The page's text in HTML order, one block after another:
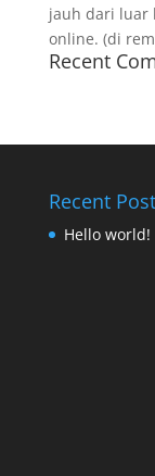
jauh dari luar
online. (di
Recent
Recent
Hello world!